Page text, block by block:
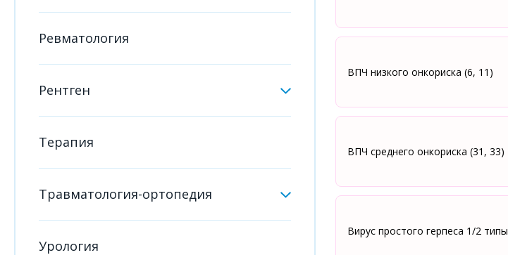
Ревматология
Рентген
Терапия
Травматология-ортопедия
Урология
ВПЧ низкого онкориска (6, 11)
ВПЧ среднего онкориска (31, 33)
Вирус простого герпеса 1/2 типы